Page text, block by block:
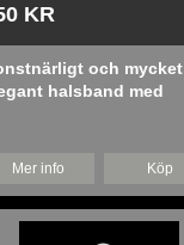
KR
och mycket
halsband med
Mer info Köp